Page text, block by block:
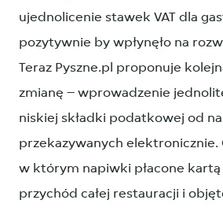
ujednolicenie stawek VAT dla
pozytywnie by wpłynęło na
Teraz Pyszne.pl proponuje
zmianę – wprowadzenie
niskiej składki podatkowej od
przekazywanych elektronicznie.
w którym napiwki płacone kartą
przychód całej restauracji i